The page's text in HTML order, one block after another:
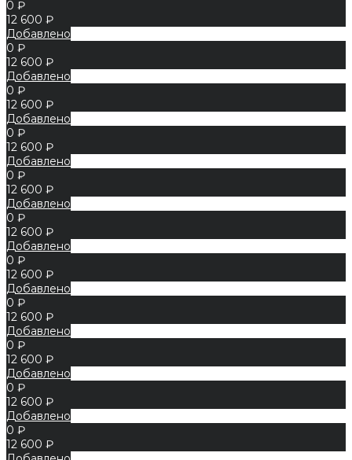
0 ₽
12 600 ₽
Добавлено
0 ₽
12 600 ₽
Добавлено
0 ₽
12 600 ₽
Добавлено
0 ₽
12 600 ₽
Добавлено
0 ₽
12 600 ₽
Добавлено
0 ₽
12 600 ₽
Добавлено
0 ₽
12 600 ₽
Добавлено
0 ₽
12 600 ₽
Добавлено
0 ₽
12 600 ₽
Добавлено
0 ₽
12 600 ₽
Добавлено
0 ₽
12 600 ₽